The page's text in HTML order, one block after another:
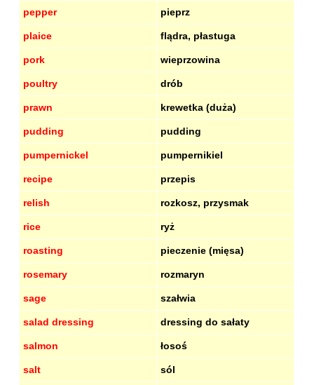
pepper pieprz
plaice flądra, płastuga
pork wieprzowina
poultry drób
prawn krewetka (duża)
pudding pudding
pumpernickel pumpernikiel
recipe przepis
relish rozkosz, przysmak
rice ryż
roasting pieczenie (mięsa)
rosemary rozmaryn
sage szałwia
salad dressing dressing do sałaty
salmon łosoś
salt sól